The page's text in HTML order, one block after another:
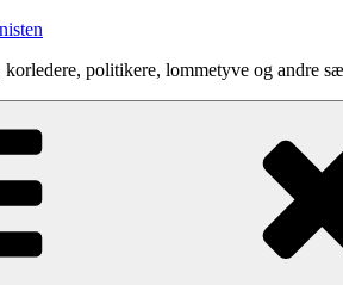
politikere, lommetyve og andre